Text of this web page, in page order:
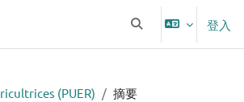
切換搜尋輸入框登入
(PUER) 摘要